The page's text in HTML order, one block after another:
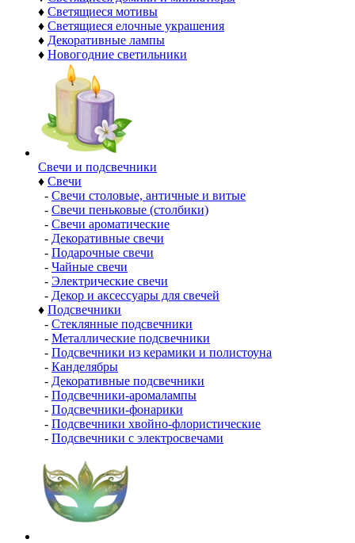
♦ Светящиеся мотивы
♦ Светящиеся елочные украшения
♦ Декоративные лампы
♦ Новогодние светильники
Свечи и подсвечники
♦ Свечи
- Свечи столовые, античные и витые
- Свечи пеньковые (столбики)
- Свечи ароматические
- Декоративные свечи
- Подарочные свечи
- Чайные свечи
- Электрические свечи
- Декор и аксессуары для свечей
♦ Подсвечники
- Стеклянные подсвечники
- Металлические подсвечники
- Подсвечники из керамики и полистоуна
- Канделябры
- Декоративные подсвечники
- Подсвечники-аромалампы
- Подсвечники-фонарики
- Подсвечники хвойно-флористические
- Подсвечники с электросвечами